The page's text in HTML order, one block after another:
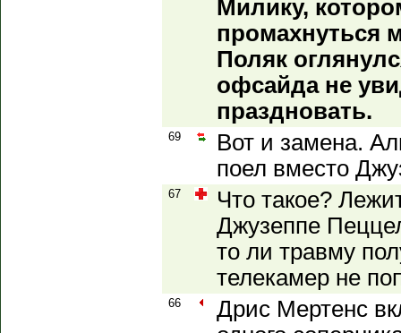
Милику,
промахнуться
Поляк
офсайда не
праздновать.
69
Вот и замена.
поел вместо
67
Что такое?
Джузеппе
то ли травму
телекамер не
66
Дрис Мертенс